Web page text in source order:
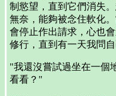
制慾望，直到它們消失
無奈，能夠被念住軟化
會停止作出請求，心也
修行，直到有一天我問自
"我還沒嘗試過坐在一個
看看？"